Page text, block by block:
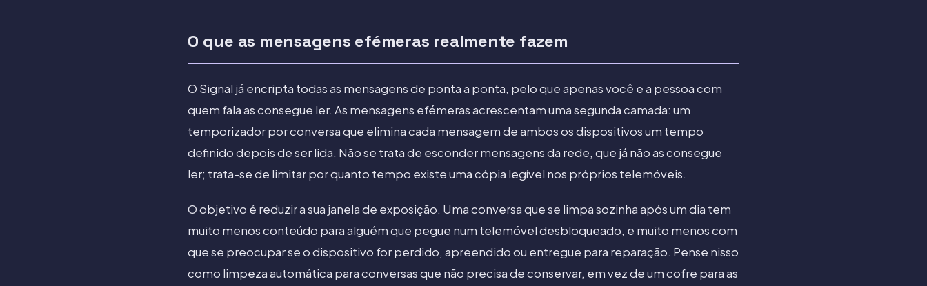
O que as mensagens efémeras realmente fazem
O Signal já encripta todas as mensagens de ponta a ponta, pelo que apenas você e a pessoa com
quem fala as consegue ler. As mensagens efémeras acrescentam uma segunda camada: um
temporizador por conversa que elimina cada mensagem de ambos os dispositivos um tempo
definido depois de ser lida. Não se trata de esconder mensagens da rede, que já não as consegue
ler; trata-se de limitar por quanto tempo existe uma cópia legível nos próprios telemóveis.
O objetivo é reduzir a sua janela de exposição. Uma conversa que se limpa sozinha após um dia tem
muito menos conteúdo para alguém que pegue num telemóvel desbloqueado, e muito menos com
que se preocupar se o dispositivo for perdido, apreendido ou entregue para reparação. Pense nisso
como limpeza automática para conversas que não precisa de conservar, em vez de um cofre para as